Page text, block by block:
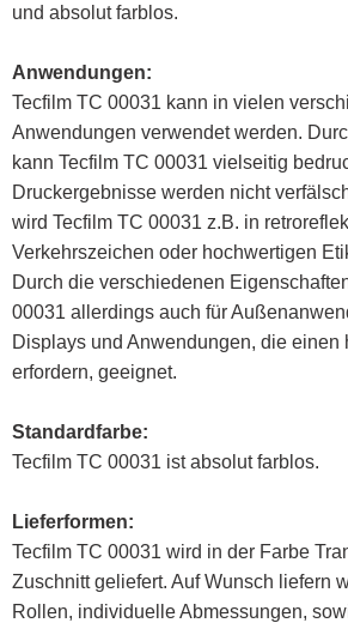
und absolut farblos.
Anwendungen:
Tecfilm TC 00031 kann in vielen
Anwendungen verwendet werden.
kann Tecfilm TC 00031 vielseitig
Druckergebnisse werden nicht
wird Tecfilm TC 00031 z.B. in
Verkehrszeichen oder hochwertigen
Durch die verschiedenen
00031 allerdings auch für
Displays und Anwendungen, die einen
erfordern, geeignet.
Standardfarbe:
Tecfilm TC 00031 ist absolut farblos.
Lieferformen:
Tecfilm TC 00031 wird in der Farbe
Zuschnitt geliefert. Auf Wunsch liefern
Rollen, individuelle Abmessungen,